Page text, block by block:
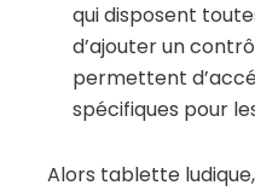
qui disposent
d’ajouter un
permettent
spécifiques pour
Alors tablette